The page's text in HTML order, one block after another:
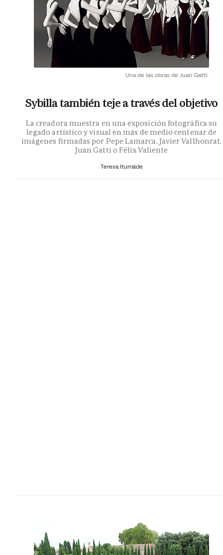
Una de las obras de Juan Gatti.
Sybilla también teje a través del objetivo
La creadora muestra en una exposición fotográfica su
legado artístico y visual en más de medio centenar de
imágenes firmadas por Pepe Lamarca, Javier Vallhonrat,
Juan Gatti o Félix Valiente
Teresa Iturralde